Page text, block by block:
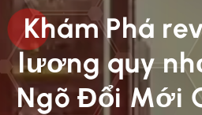
t
Khám Phá
lương quy
Ngõ Đổi Mới